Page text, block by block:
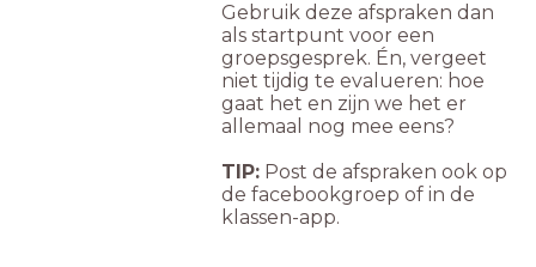
Gebruik deze afspraken dan
als startpunt voor een
groepsgesprek. Én, vergeet
niet tijdig te evalueren: hoe
gaat het en zijn we het er
allemaal nog mee eens?
TIP: Post de afspraken ook op
de facebookgroep of in de
klassen-app.